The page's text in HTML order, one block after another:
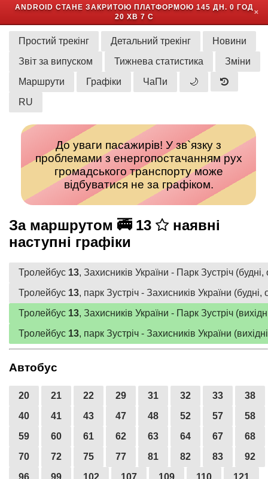
ANDROID СТАНЕ ЗАКРИТОЮ ПЛАТФОРМОЮ 145 ДН. 0 ГОД
20 ХВ 7 С
✕
Простий трекінг Детальний трекінг
Новини
Звіт за випуском
Тижнева статистика
Зміни
Маршрути
Графіки ЧаПи
🌙
RU
До уваги пасажирів! У зв`язку з
проблемами з енергопостачанням рух
громадського транспорту може
відбуватися не за графіком.
За маршрутом 🚎 13
наявні
наступні графіки
Тролейбус 13, Захисників України - Парк Зустріч
Тролейбус 13, парк Зустріч - Захисників України
Тролейбус 13, Захисників України - Парк Зустріч
Тролейбус 13, парк Зустріч - Захисників України
Автобус
20 21 22 29 31 32 33
38
40
41 43 47 48 52 57
58
59
60 61 62 63 64 67
68
70
72 75 77 81 82 83
92
96
99 102 107 109 110
121